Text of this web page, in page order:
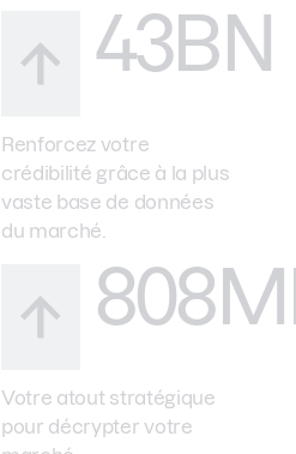
43BN
Renforcez votre
crédibilité grâce à la plus
vaste base de données
du marché.
Votre atout stratégique
pour décrypter votre